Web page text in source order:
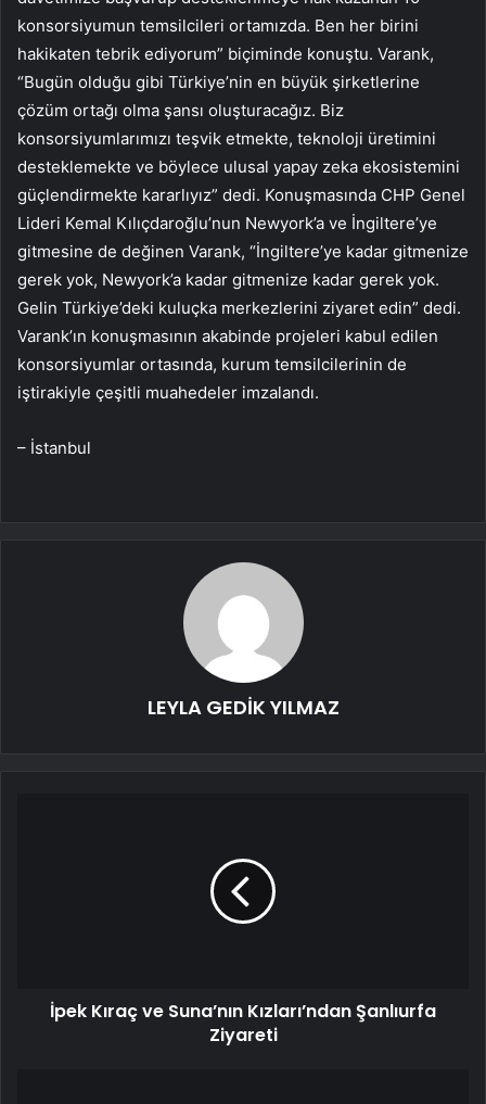
konsorsiyumun temsilcileri ortamızda. Ben her birini
hakikaten tebrik ediyorum” biçiminde konuştu. Varank,
“Bugün olduğu gibi Türkiye’nin en büyük şirketlerine
çözüm ortağı olma şansı oluşturacağız. Biz
konsorsiyumlarımızı teşvik etmekte, teknoloji üretimini
desteklemekte ve böylece ulusal yapay zeka ekosistemini
güçlendirmekte kararlıyız” dedi. Konuşmasında CHP Genel
Lideri Kemal Kılıçdaroğlu’nun Newyork’a ve İngiltere’ye
gitmesine de değinen Varank, “İngiltere’ye kadar gitmenize
gerek yok, Newyork’a kadar gitmenize kadar gerek yok.
Gelin Türkiye’deki kuluçka merkezlerini ziyaret edin” dedi.
Varank’ın konuşmasının akabinde projeleri kabul edilen
konsorsiyumlar ortasında, kurum temsilcilerinin de
iştirakiyle çeşitli muahedeler imzalandı.
– İstanbul
LEYLA GEDİK YILMAZ
İpek Kıraç ve Suna’nın Kızları’ndan Şanlıurfa
Ziyareti